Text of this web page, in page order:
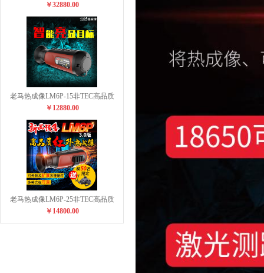
￥32880.00
老马热成像LM6P-15非TEC高品质
￥12880.00
老马热成像LM6P-25非TEC高品质
￥14800.00